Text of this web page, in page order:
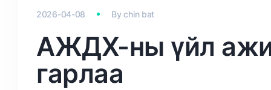
2026-04-08 Bychin bat
АЖДХ-ны үйл
гарлаа